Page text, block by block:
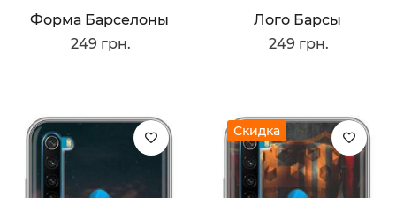
Форма Барселоны
249 грн.
Лого Барсы
249 грн.
Скидка